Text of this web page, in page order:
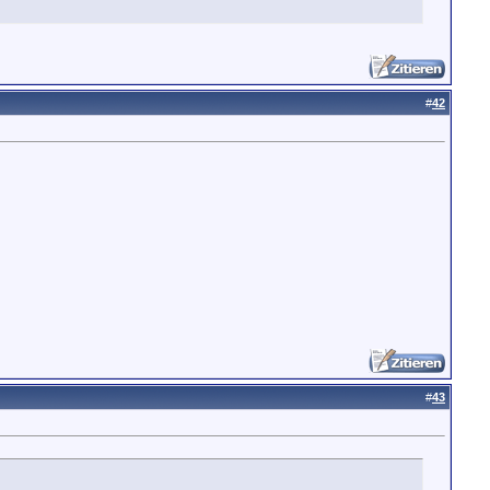
#42
#43